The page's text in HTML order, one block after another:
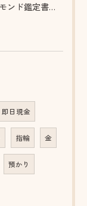
ダイヤモンド鑑定書のカットグレードって何？正しい知識で選ぶ質屋さんのポイント
即日現金
指輪 金
預かり